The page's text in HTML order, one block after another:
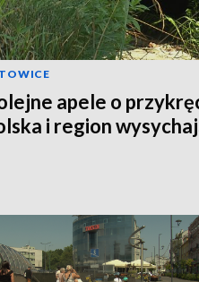
apele o
i region